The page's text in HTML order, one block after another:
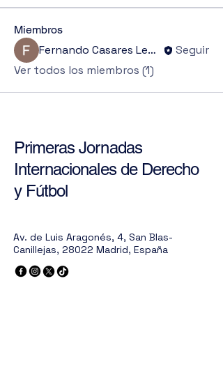
Miembros
Fernando Casares Learte
Seguir
Ver todos los miembros (1)
Primeras Jornadas
Internacionales de Derecho
y Fútbol
Av. de Luis Aragonés, 4, San Blas-
Canillejas, 28022 Madrid, España